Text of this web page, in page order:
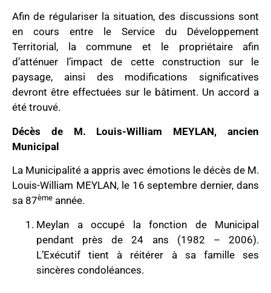
Afin de régulariser la situation, des discussions sont
en cours entre le Service du Développement
Territorial, la commune et le propriétaire afin
d’atténuer l’impact de cette construction sur le
paysage, ainsi des modifications significatives
devront être effectuées sur le bâtiment. Un accord a
été trouvé.
Décès de M. Louis-William MEYLAN, ancien
Municipal
La Municipalité a appris avec émotions le décès de M.
Louis-William MEYLAN, le 16 septembre dernier, dans
sa 87ème année.
Meylan a occupé la fonction de Municipal
pendant près de 24 ans (1982 – 2006).
L’Exécutif tient à réitérer à sa famille ses
sincères condoléances.